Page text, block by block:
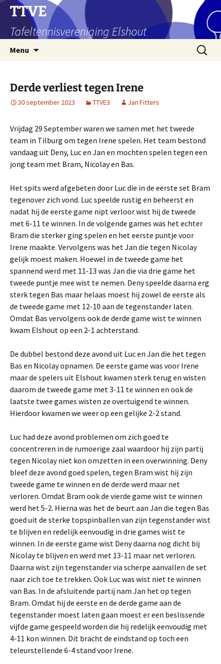
Ga
naar
inhoud
TTVE
Tafeltennisvereniging Elshout
Menu
Zoeken
naar:
Derde verliest tegen Irene
30 september 2023 TTVE3 Jan Fitters
Vrijdag 29 September waren we samen met het tweede
team in Tilburg om tegen Irene spelen. Het team bestond
vandaag uit Deny, Luc en Jan en mochten spelen tegen een
jong team met Bram, Nicolay en Bas.
Het spits werd afgebeten door Luc die in de eerste set Bram
tegenover zich vond. Luc speelde rustig en beheerst en
nadat hij de eerste game nipt verloor wist hij de tweede
met 6-11 te winnen. In de volgende games was het echter
Bram die sterker ging spelen en het eerste puntje voor
Irene maakte. Vervolgens was het Jan die tegen Nicolay
gelijk moest maken. Hoewel in de tweede game het
spannend werd met 11-13 was Jan die via drie game het
tweede puntje mee wist te nemen. Deny speelde daarna erg
sterk tegen Bas maar helaas moest hij zowel de eerste als
de tweede game met 12-10 aan de tegenstander laten.
Omdat Bas vervolgens ook de derde game wist te winnen
kwam Elshout op een 2-1 achterstand.
De dubbel bestond deze avond uit Luc en Jan die het tegen
Bas en Nicolay opnamen. De eerste game was voor Irene
maar de spelers uit Elshout kwamen sterk terug en wisten
daarom de tweede game met 3-11 te winnen en ook de
laatste twee games wisten ze overtuigend te winnen.
Hierdoor kwamen we weer op een gelijke 2-2 stand.
Luc had deze avond problemen om zich goed te
concentreren in de rumoerige zaal waardoor hij zijn partij
tegen Nicolay niet kon omzetten in een overwinning. Deny
bleef deze avond goed spelen, tegen Bram wist hij zijn
tweede game te winnen en de derde werd maar net
verloren. Omdat Bram ook de vierde game wist te winnen
werd het 5-2. Hierna was het de beurt aan Jan die tegen Bas
goed uit de sterke topspinballen van zijn tegenstander wist
te blijven en redelijk eenvoudig in drie games wist te
winnen. In de eerste game wist Deny daarna nog dicht bij
Nicolay te blijven en werd met 13-11 maar net verloren.
Daarna wist zijn tegenstander via scherpe aanvallen de set
naar zich toe te trekken. Ook Luc was wist niet te winnen
van Bas. In de afsluitende partij nam Jan het op tegen
Bram. Omdat hij de eerste en de derde game aan de
tegenstander moest laten gaan moest er een beslissende
vijfde game gespeeld worden die hij redelijk eenvoudig met
4-11 kon winnen. Dit bracht de eindstand op toch een
teleurstellende 6-4 stand voor Irene.